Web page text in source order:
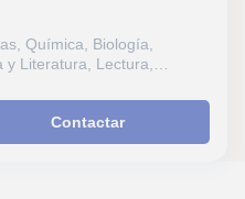
Química, Biología,
Literatura, Lectura,
Certificate in English,
Técnicas de estudio,
Contactar